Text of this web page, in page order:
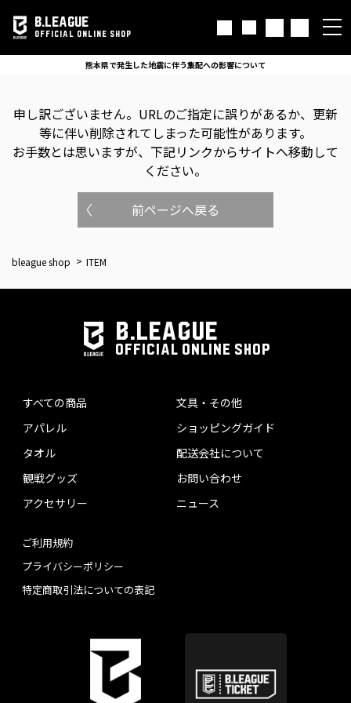
B.LEAGUE
OFFICIAL ONLINE SHOP
熊本県で発生した地震に伴う集配への影響について
申し訳ございません。 URLのご指定に誤りがあるか、更新
等に伴い削除されてしまった可能性があります。
お手数とは思いますが、下記リンクからサイトへ移動して
ください。
前ページへ戻る
bleague shop ITEM
B.LEAGUE
OFFICIAL ONLINE SHOP
すべての商品
アパレル
タオル
観戦グッズ
アクセサリー
文具・その他
ショッピングガイド
配送会社について
お問い合わせ
ニュース
ご利用規約
プライバシーポリシー
特定商取引法についての表記